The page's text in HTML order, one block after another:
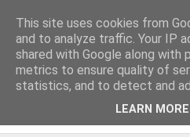
"
"
ὃτι ἀγαθός, ὃτι εἰς τόν αἰῶνα τό
This site uses cookies from
and to analyze traffic. Your IP
shared with Google along with
metrics to ensure quality of
statistics, and to detect and
LEARN MORE